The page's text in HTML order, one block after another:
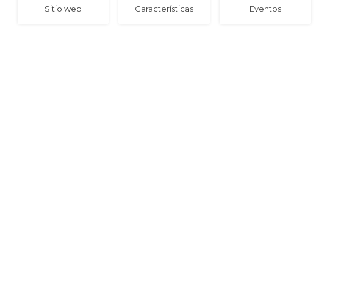
Sitio web Características Eventos